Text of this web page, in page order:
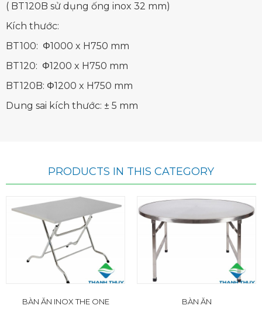
( BT120B sử dụng ống inox 32 mm)
Kích thước:
BT100: Φ1000 x H750 mm
BT120: Φ1200 x H750 mm
BT120B: Φ1200 x H750 mm
Dung sai kích thước: ± 5 mm
PRODUCTS IN THIS CATEGORY
BÀN ĂN INOX THE ONE BÀN ĂN